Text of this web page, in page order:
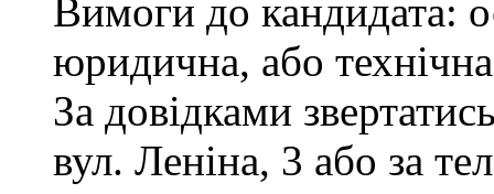
Вимоги до кандидата:
юридична, або
За довідками
вул. Леніна, 3 або за